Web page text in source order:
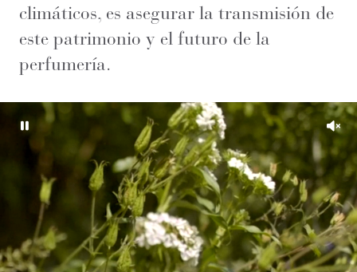
climáticos, es asegurar la transmisión de
este patrimonio y el futuro de la
perfumería.
Pause